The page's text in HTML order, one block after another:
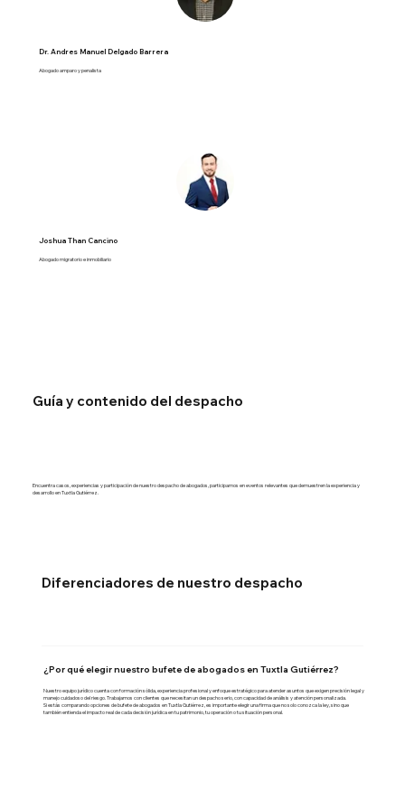
Dr. Andres Manuel Delgado Barrera
Abogado amparo y penalista
Joshua Than Cancino
Abogado migratorio e inmobiliario
Guía y contenido del despacho
Encuentra casos, experiencias y participación de nuestro despacho de abogados, participamos en eventos relevantes que demuestren la experiencia y
desarrollo en Tuxtla Gutiérrez.
Diferenciadores de nuestro despacho
¿Por qué elegir nuestro bufete de abogados en Tuxtla Gutiérrez?
Nuestro equipo jurídico cuenta con formación sólida, experiencia profesional y enfoque estratégico para atender asuntos que exigen precisión legal y
manejo cuidadoso del riesgo. Trabajamos con clientes que necesitan un despacho serio, con capacidad de análisis y atención personalizada.
Si estás comparando opciones de bufete de abogados en Tuxtla Gutiérrez, es importante elegir una firma que no solo conozca la ley, sino que
también entienda el impacto real de cada decisión jurídica en tu patrimonio, tu operación o tu situación personal.